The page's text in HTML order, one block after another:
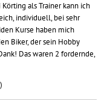
als Trainer kann ich
individuell, bei sehr
Kurse haben mich
Biker, der sein Hobby
Das waren 2 fordernde,